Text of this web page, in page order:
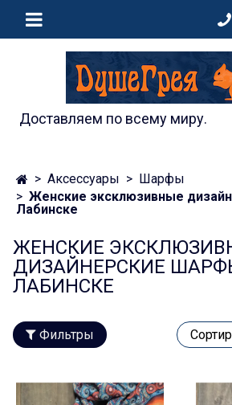
Доставляем по всему миру.
Аксессуары
Шарфы
Женские эксклюзивные
Лабинске
ЖЕНСКИЕ
ДИЗАЙНЕРСКИЕ
ЛАБИНСКЕ
Фильтры